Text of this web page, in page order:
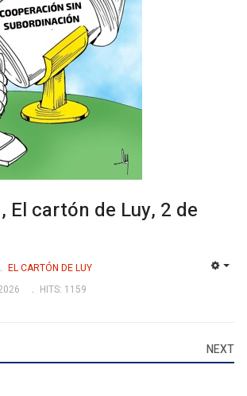
El cartón de Luy, 2 de
EL CARTÓN DE LUY
HITS: 1159
NEXT